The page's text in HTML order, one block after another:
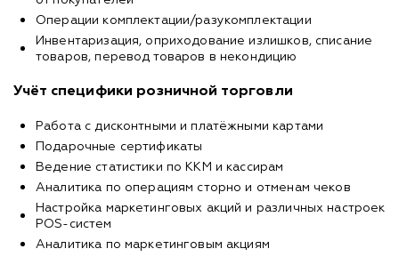
Операции комплектации/разукомплектации
Инвентаризация, оприходование излишков, списание
товаров, перевод товаров в некондицию
Учёт специфики розничной торговли
Работа с дисконтными и платёжными картами
Подарочные сертификаты
Ведение статистики по ККМ и кассирам
Аналитика по операциям сторно и отменам чеков
Настройка маркетинговых акций и различных настроек
POS-систем
Аналитика по маркетинговым акциям